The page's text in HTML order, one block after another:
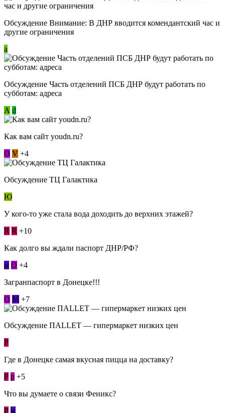
Обсуждение Внимание: В ДНР вводится комендантский час и
другие ограничения
a
Обсуждение Часть отделений ПСБ ДНР будут работать по
субботам: адреса
А d
Как вам сайт youdn.ru?
О V +4
Обсуждение ТЦ Галактика
Ю
У кого-то уже стала вода доходить до верхних этажей?
R R +10
Как долго вы ждали паспорт ДНР/РФ?
м О +4
Загранпаспорт в Донецке!!!
О М +7
Обсуждение ПАLLЕТ — гипермаркет низких цен
Р
Где в Донецке самая вкусная пицца на доставку?
Р p +5
Что вы думаете о связи Феникс?
Р м